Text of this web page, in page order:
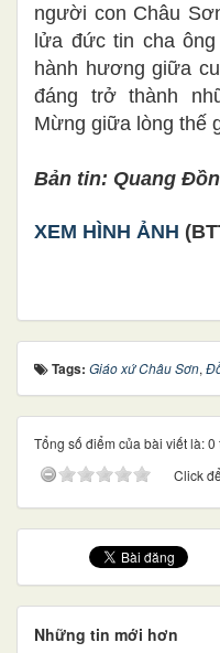
người con Châu
lửa đức tin cha
hành hương giữa
đáng trở thành
Mừng giữa lòng thế
Bản tin: Quang
XEM HÌNH ẢNH
Tags: Giáo xứ Châu Sơn,
Tổng số điểm của bài viết là:
Click
Những tin mới hơn